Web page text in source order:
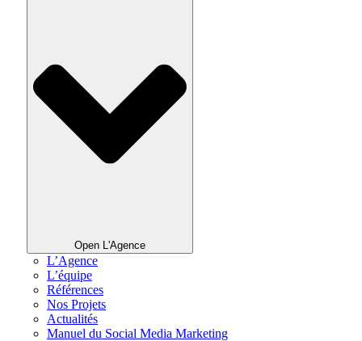
Open L'Agence
L’Agence
L’équipe
Références
Nos Projets
Actualités
Manuel du Social Media Marketing